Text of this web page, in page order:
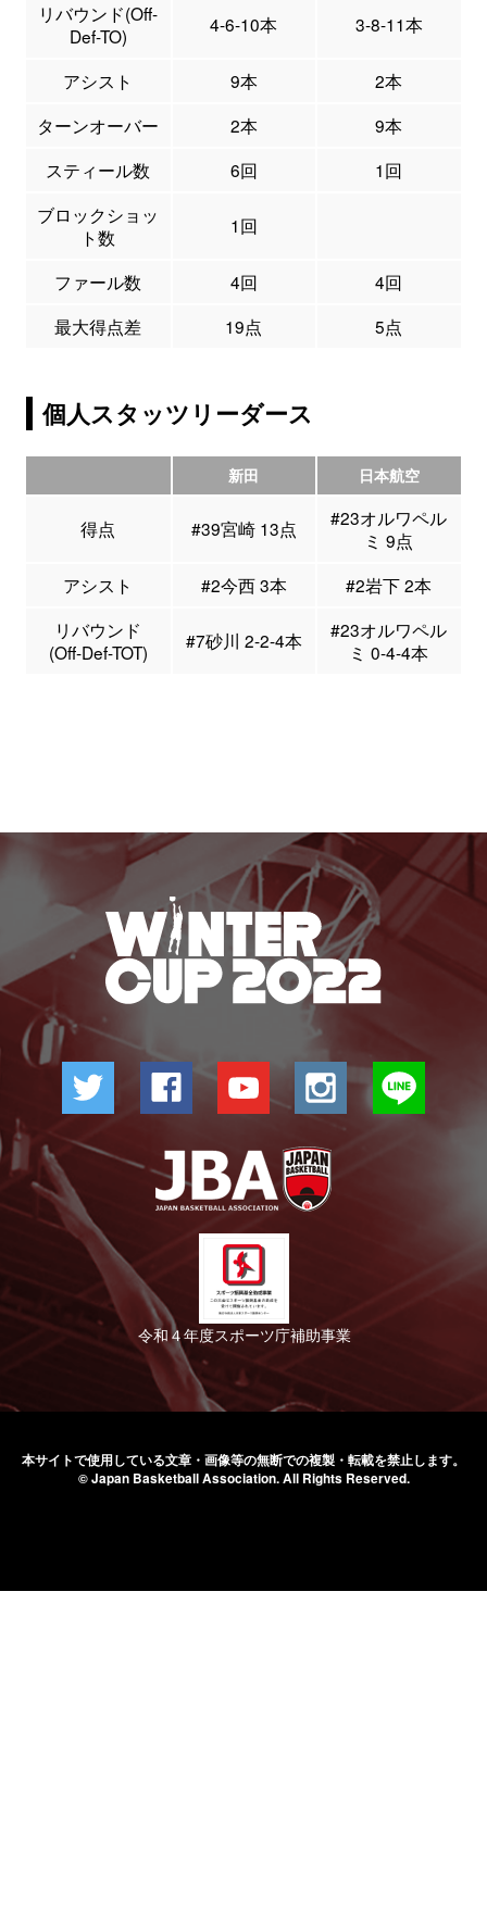
リバウンド(Off-
Def-TO)
4-6-10本 3-8-11本
アシスト 9本
2本
ターンオーバー
2本
9本
スティール数
6回
1回
ブロックショッ
ト数
1回
ファール数 4回
4回
最大得点差
19点 5点
個人スタッツリーダース
新田 日本航空
得点 #39宮崎 13点
#23オルワペル
ミ 9点
アシスト
#2今西 3本
#2岩下 2本
リバウンド
(Off-Def-TOT)
#7砂川 2-2-4本
#23オルワペル
ミ 0-4-4本
令和４年度スポーツ庁補助事業
本サイトで使用している文章・画像等の無断での複製・転載を禁止します。
© Japan Basketball Association.All Rights Reserved.